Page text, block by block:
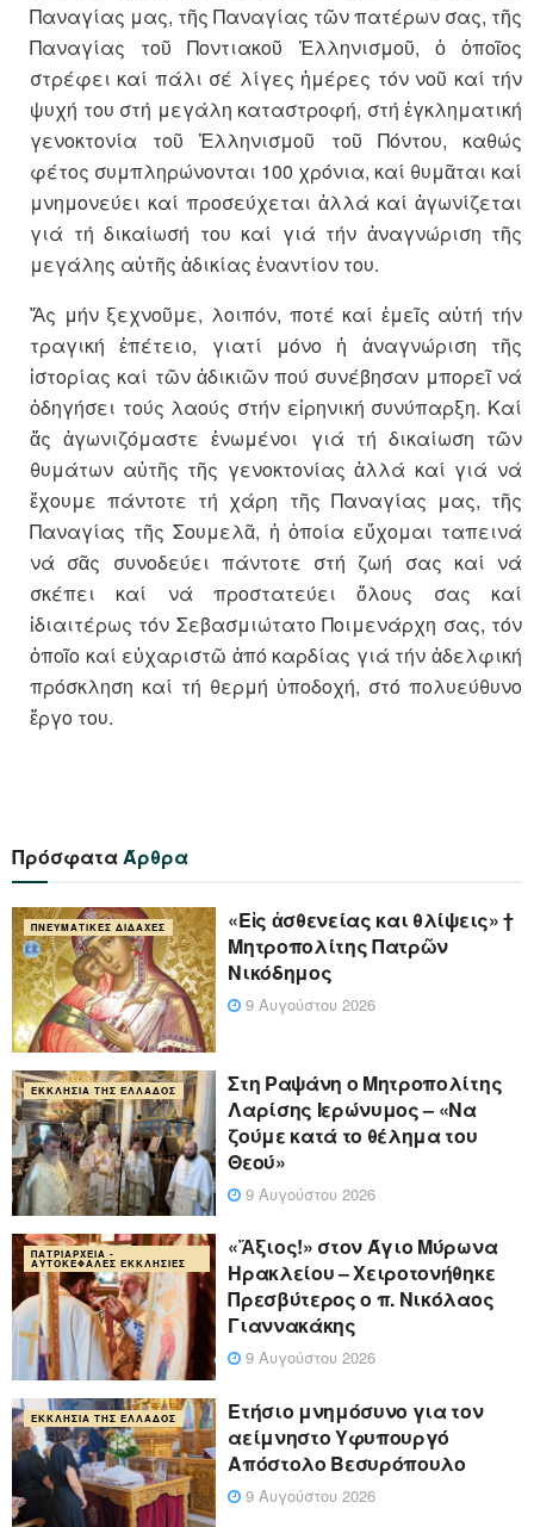
Παναγίας μας, τῆς Παναγίας τῶν πατέρων σας, τῆς
Παναγίας τοῦ Ποντιακοῦ Ἑλληνισμοῦ, ὁ ὁποῖος
στρέφει καί πάλι σέ λίγες ἡμέρες τόν νοῦ καί τήν
ψυχή του στή μεγάλη καταστροφή, στή ἐγκληματική
γενοκτονία τοῦ Ἑλληνισμοῦ τοῦ Πόντου, καθώς
φέτος συμπληρώνονται 100 χρόνια, καί θυμᾶται καί
μνημονεύει καί προσεύχεται ἀλλά καί ἀγωνίζεται
γιά τή δικαίωσή του καί γιά τήν ἀναγνώριση τῆς
μεγάλης αὐτῆς ἀδικίας ἐναντίον του.
Ἄς μήν ξεχνοῦμε, λοιπόν, ποτέ καί ἐμεῖς αὐτή τήν
τραγική ἐπέτειο, γιατί μόνο ἡ ἀναγνώριση τῆς
ἱστορίας καί τῶν ἀδικιῶν πού συνέβησαν μπορεῖ νά
ὁδηγήσει τούς λαούς στήν εἰρηνική συνύπαρξη. Καί
ἄς ἀγωνιζόμαστε ἑνωμένοι γιά τή δικαίωση τῶν
θυμάτων αὐτῆς τῆς γενοκτονίας ἀλλά καί γιά νά
ἔχουμε πάντοτε τή χάρη τῆς Παναγίας μας, τῆς
Παναγίας τῆς Σουμελᾶ, ἡ ὁποία εὔχομαι ταπεινά
νά σᾶς συνοδεύει πάντοτε στή ζωή σας καί νά
σκέπει καί νά προστατεύει ὅλους σας καί
ἰδιαιτέρως τόν Σεβασμιώτατο Ποιμενάρχη σας, τόν
ὁποῖο καί εὐχαριστῶ ἀπό καρδίας γιά τήν ἀδελφική
πρόσκληση καί τή θερμή ὑποδοχή, στό πολυεύθυνο
ἔργο του.
ΠρόσφαταΆρθρα
ΠΝΕΥΜΑΤΙΚΈΣ ΔΙΔΑΧΈΣ
«Eἰς ἀσθενείας και θλίψεις» †
Μητροπολίτης Πατρῶν
Νικόδημος
9 Αυγούστου 2026
ΕΚΚΛΗΣΊΑ ΤΗΣ ΕΛΛΆΔΟΣ
Στη Ραψάνη ο Μητροπολίτης
Λαρίσης Ιερώνυμος – «Να
ζούμε κατά το θέλημα του
Θεού»
9 Αυγούστου 2026
ΠΑΤΡΙΑΡΧΕΊΑ -
ΑΥΤΟΚΈΦΑΛΕΣ ΕΚΚΛΗΣΊΕΣ
«Ἄξιος!» στον Άγιο Μύρωνα
Ηρακλείου – Χειροτονήθηκε
Πρεσβύτερος ο π. Νικόλαος
Γιαννακάκης
9 Αυγούστου 2026
ΕΚΚΛΗΣΊΑ ΤΗΣ ΕΛΛΆΔΟΣ
Ετήσιο μνημόσυνο για τον
αείμνηστο Υφυπουργό
Απόστολο Βεσυρόπουλο
9 Αυγούστου 2026